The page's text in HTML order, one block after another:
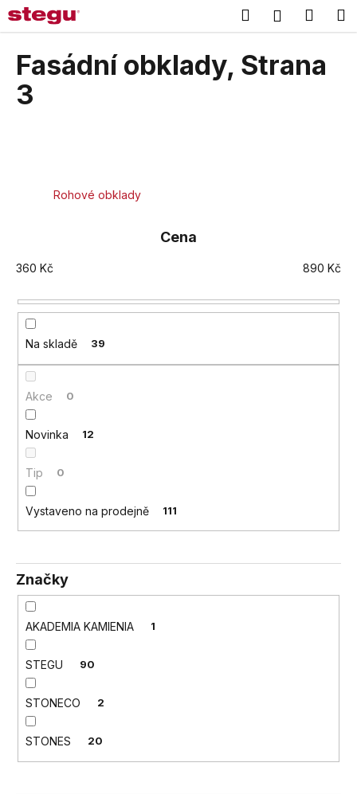
Přejít
na
obsah
HledatPřihlášení
Fasádní obklady, Strana
3
Rohové obklady
Cena
360 Kč 890 Kč
Na skladě 39
Akce 0
Novinka 12
Tip 0
Vystaveno na prodejně 111
Značky
AKADEMIA KAMIENIA 1
STEGU 90
STONECO 2
STONES 20
K
o
C
o
j
e
t
e
a
?
D
o
p
o